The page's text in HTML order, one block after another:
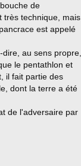
de
très technique, mais
est appelé
au sens propre,
le pentathlon et
il fait partie des
dont la terre a été
de l'adversaire par